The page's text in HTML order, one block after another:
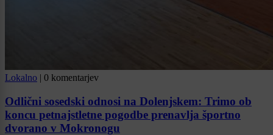
Lokalno | 0 komentarjev
Odlični sosedski odnosi na Dolenjskem: Trimo ob
koncu petnajstletne pogodbe prenavlja športno
dvorano v Mokronogu